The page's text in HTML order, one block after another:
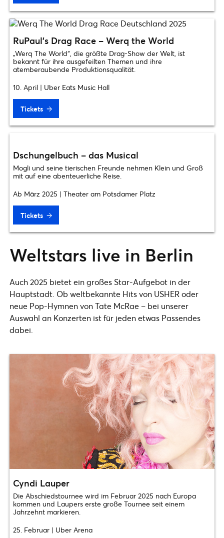
RuPaul’s Drag Race – Werq the World
„Werq The World“, die größte Drag-Show der Welt, ist
bekannt für ihre ausgefeilten Themen und ihre
atemberaubende Produktionsqualität.
10. April | Uber Eats Music Hall
Tickets
Dschungelbuch – das Musical
Mogli und seine tierischen Freunde nehmen Klein und Groß
mit auf eine abenteuerliche Reise.
Ab März 2025 | Theater am Potsdamer Platz
Tickets
Weltstars live in Berlin
Auch 2025 bietet ein großes Star-Aufgebot in der
Hauptstadt. Ob weltbekannte Hits von USHER oder
neue Pop-Hymnen von Tate McRae – bei unserer
Auswahl an Konzerten ist für jeden etwas Passendes
dabei.
Cyndi Lauper
Die Abschiedstournee wird im Februar 2025 nach Europa
kommen und Laupers erste große Tournee seit einem
Jahrzehnt markieren.
25. Februar | Uber Arena